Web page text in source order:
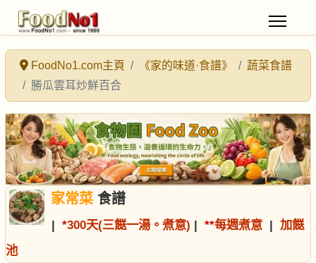
FoodNo1.com主頁 《家的味道·食譜》
蔬菜食譜
勝瓜雲耳炒鮮百合
家常菜食譜
| *300天(三餸一湯。煮意) | **每週煮意 | 加餸
池